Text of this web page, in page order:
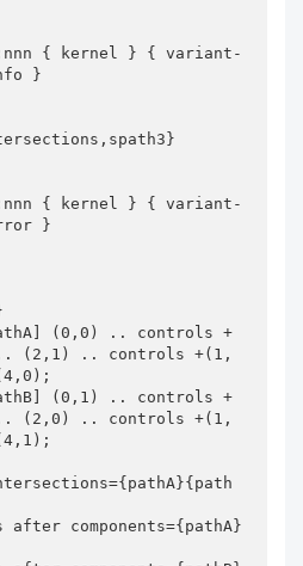
{ kernel } { variant-
}
{ kernel } { variant-
}
(0,0) .. controls +
(2,1) .. controls +(1,
(0,1) .. controls +
(2,0) .. controls +(1,